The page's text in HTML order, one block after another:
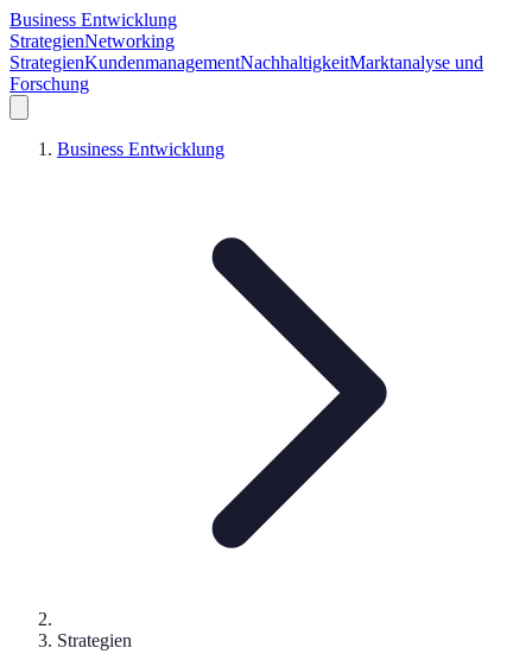
Business Entwicklung
StrategienNetworking
StrategienKundenmanagementNachhaltigkeitMarktanalyse und
Forschung
Business Entwicklung
Strategien